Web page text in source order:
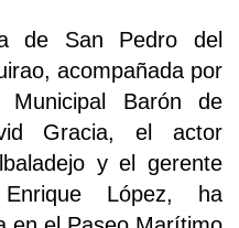
de San Pedro del
acompañada por
Barón de
Gracia, el actor
y el gerente
López, ha